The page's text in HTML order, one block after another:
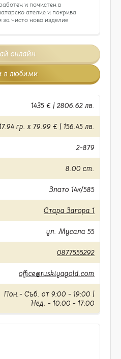
и почистен в
ателие и покрива
за чисто ново изделие
онлайн
в любими
1435 € | 2806.62 лв.
гр. x 79.99 € | 156.45 лв.
2-879
8.00 cm.
Злато 14к/585
Стара Загора 1
ул. Мусала 55
0877555292
office@ruskiyagold.com
Пон.- Съб. от 9:00 - 19:00 |
Нед. - 10:00 - 17:00